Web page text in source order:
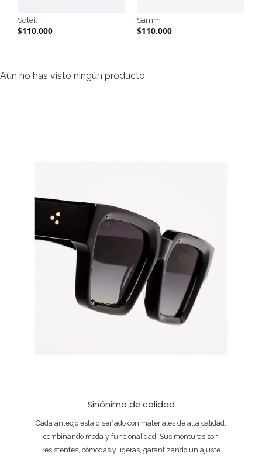
Soleil
$110.000
Samm
$110.000
Aún no has visto ningún producto
Sinónimo de calidad
Cada anteojo está diseñado con materiales de alta calidad,
combinando moda y funcionalidad. Sus monturas son
resistentes, cómodas y ligeras, garantizando un ajuste